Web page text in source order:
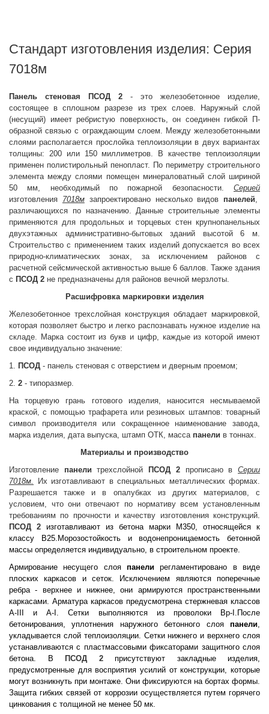
Стандарт изготовления изделия: Серия
7018м
Панель стеновая ПСОД 2 - это железобетонное изделие,
состоящее в сплошном разрезе из трех слоев. Наружный слой
(несущий) имеет ребристую поверхность, он соединен гибкой П-
образной связью с ограждающим слоем. Между железобетонными
слоями располагается прослойка теплоизоляции в двух вариантах
толщины: 200 или 150 миллиметров. В качестве теплоизоляции
применен полистирольный пенопласт. По периметру строительного
элемента между слоями помещен минераловатный слой шириной
50 мм, необходимый по пожарной безопасности. Серией
изготовления 7018мзапроектировано несколько видов панелей,
различающихся по назначению. Данные строительные элементы
применяются для продольных и торцевых стен крупнопанельных
двухэтажных административно-бытовых зданий высотой 6 м.
Строительство с применением таких изделий допускается во всех
природно-климатических зонах, за исключением районов с
расчетной сейсмической активностью выше 6 баллов. Также здания
с ПСОД 2 не предназначены для районов вечной мерзлоты.
Расшифровка маркировки изделия
Железобетонное трехслойная конструкция обладает маркировкой,
которая позволяет быстро и легко распознавать нужное изделие на
складе. Марка состоит из букв и цифр, каждые из которой имеют
свое индивидуально значение:
1. ПСОД - панель стеновая с отверстием и дверным проемом;
2. 2 - типоразмер.
На торцевую грань готового изделия, наносится несмываемой
краской, с помощью трафарета или резиновых штампов: товарный
символ производителя или сокращенное наименование завода,
марка изделия, дата выпуска, штамп ОТК, масса панели в тоннах.
Материалы и производство
Изготовление панели трехслойной ПСОД 2 прописано вСерии
7018м.
Их изготавливают в специальных металлических формах.
Разрешается также и в опалубках из других материалов, с
условием, что они отвечают по нормативу всем установленным
требованиям по прочности и качеству изготовления конструкций.
ПСОД 2 изготавливают из бетона марки М350, относящейся к
классу В25.Морозостойкость и водонепроницаемость бетонной
массы определяется индивидуально, в строительном проекте.
Армирование несущего слоя панели регламентировано в виде
плоских каркасов и сеток. Исключением являются поперечные
ребра - верхнее и нижнее, они армируются пространственными
каркасами. Арматура каркасов предусмотрена стержневая классов
А-III и А-I. Сетки выполняются из проволоки Вр-I.После
бетонирования, уплотнения наружного бетонного слоя панели,
укладывается слой теплоизоляции. Сетки нижнего и верхнего слоя
устанавливаются с пластмассовыми фиксаторами защитного слоя
бетона. В
ПСОД 2 присутствуют закладные изделия,
предусмотренные для восприятия усилий от конструкции, которые
могут возникнуть при монтаже. Они фиксируются на бортах формы.
Защита гибких связей от коррозии осуществляется путем горячего
цинкования с толщиной не менее 50 мк.